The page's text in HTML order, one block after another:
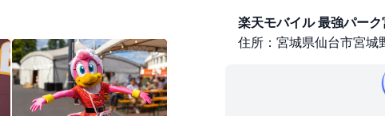
楽天モバイル 最強パーク
住所：宮城県仙台市宮城